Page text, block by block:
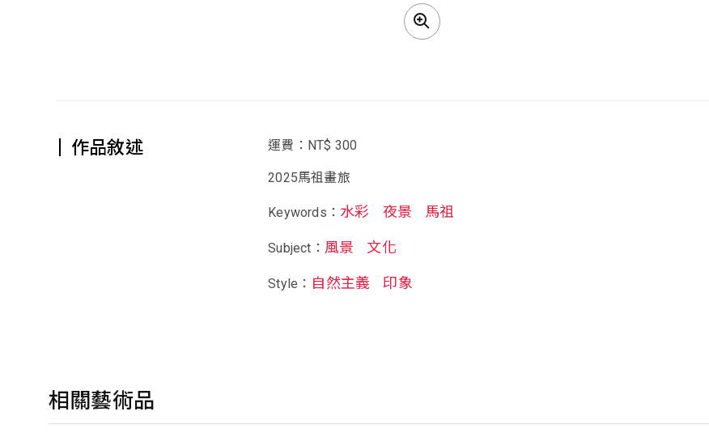
作品敘述 運費：NT$ 300
2025馬祖畫旅
Keywords： 水彩 夜景 馬祖
Subject： 風景 文化
Style： 自然主義 印象
相關藝術品